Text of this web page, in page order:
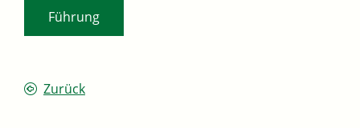
Führung
Zurück